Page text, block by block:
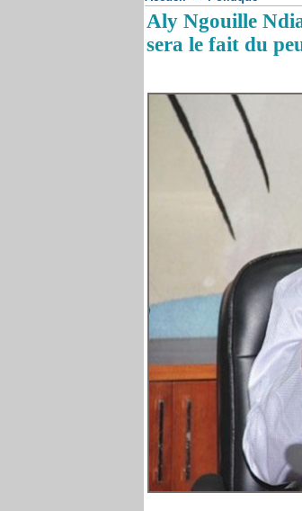
Aly Ngouille
sera le fait du